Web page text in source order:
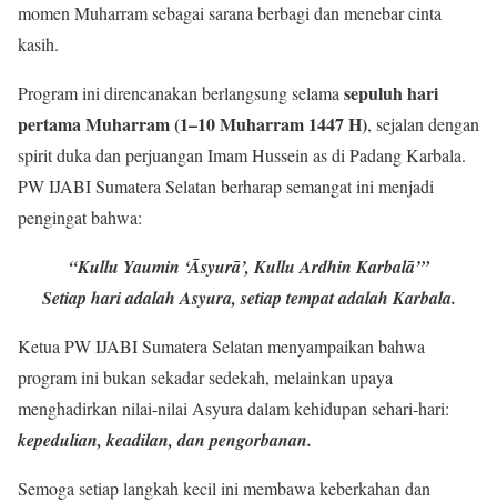
momen Muharram sebagai sarana berbagi dan menebar cinta
kasih.
Program ini direncanakan berlangsung selamasepuluh hari
pertama Muharram (1–10 Muharram 1447 H), sejalan dengan
spirit duka dan perjuangan Imam Hussein as di Padang Karbala.
PW IJABI Sumatera Selatan berharap semangat ini menjadi
pengingat bahwa:
“Kullu Yaumin ‘Āsyurā’, Kullu Ardhin Karbalā’”
Setiap hari adalah Asyura, setiap tempat adalah Karbala.
Ketua PW IJABI Sumatera Selatan menyampaikan bahwa
program ini bukan sekadar sedekah, melainkan upaya
menghadirkan nilai-nilai Asyura dalam kehidupan sehari-hari:
kepedulian, keadilan, dan pengorbanan.
Semoga setiap langkah kecil ini membawa keberkahan dan